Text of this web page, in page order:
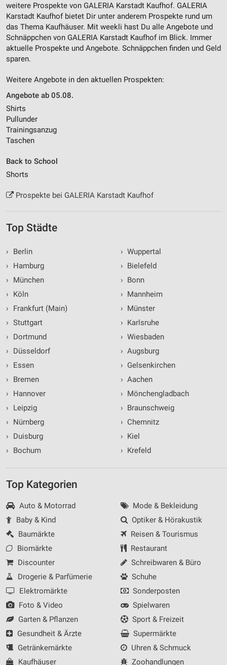
weitere Prospekte von GALERIA Karstadt Kaufhof. GALERIA
Karstadt Kaufhof bietet Dir unter anderem Prospekte rund um
das Thema Kaufhäuser. Mit weekli hast Du alle Angebote und
Schnäppchen von GALERIA Karstadt Kaufhof im Blick. Immer
aktuelle Prospekte und Angebote. Schnäppchen finden und Geld
sparen.
Weitere Angebote in den aktuellen Prospekten:
Angebote ab 05.08.
Shirts
Pullunder
Trainingsanzug
Taschen
Back to School
Shorts
Prospekte bei GALERIA Karstadt Kaufhof
Top Städte
›
Berlin
›
Hamburg
›
München
›
Köln
›
Frankfurt (Main)
› Stuttgart
›
Dortmund
›
Düsseldorf
›
Essen
›
Bremen
›
Hannover
›
Leipzig
›
Nürnberg
›
Duisburg
›
Bochum
› Wuppertal
› Bielefeld
› Bonn
› Mannheim
› Münster
› Karlsruhe
› Wiesbaden
› Augsburg
› Gelsenkirchen
› Aachen
› Mönchengladbach
› Braunschweig
› Chemnitz
› Kiel
› Krefeld
Top Kategorien
Auto & Motorrad
Baby & Kind
Baumärkte
Biomärkte
Discounter
Drogerie & Parfümerie
Elektromärkte
Foto & Video
Garten & Pflanzen
Gesundheit & Ärzte
Getränkemärkte
Kaufhäuser
Mode & Bekleidung
Optiker & Hörakustik
Reisen & Tourismus
Restaurant
Schreibwaren & Büro
Schuhe
Sonderposten
Spielwaren
Sport & Freizeit
Supermärkte
Uhren & Schmuck
Zoohandlungen